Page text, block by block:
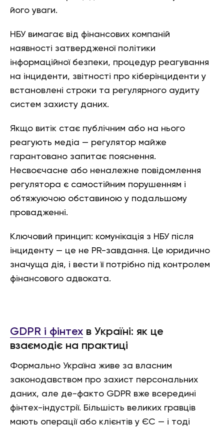
його уваги.
НБУ вимагає від фінансових компаній
наявності затвердженої політики
інформаційної безпеки, процедур реагування
на інциденти, звітності про кіберінциденти у
встановлені строки та регулярного аудиту
систем захисту даних.
Якщо витік стає публічним або на нього
реагують медіа — регулятор майже
гарантовано запитає пояснення.
Несвоєчасне або неналежне повідомлення
регулятора є самостійним порушенням і
обтяжуючою обставиною у подальшому
провадженні.
Ключовий принцип: комунікація з НБУ після
інциденту — це не PR-завдання. Це юридично
значуща дія, і вести її потрібно під контролем
фінансового адвоката.
GDPR і фінтех в Україні: як це
взаємодіє на практиці
Формально Україна живе за власним
законодавством про захист персональних
даних, але де-факто GDPR вже всередині
фінтех-індустрії. Більшість великих гравців
мають операції або клієнтів у ЄС — і тоді